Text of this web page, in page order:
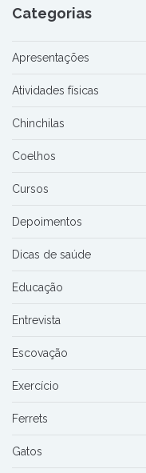
Categorias
Apresentações
Atividades físicas
Chinchilas
Coelhos
Cursos
Depoimentos
Dicas de saúde
Educação
Entrevista
Escovação
Exercício
Ferrets
Gatos